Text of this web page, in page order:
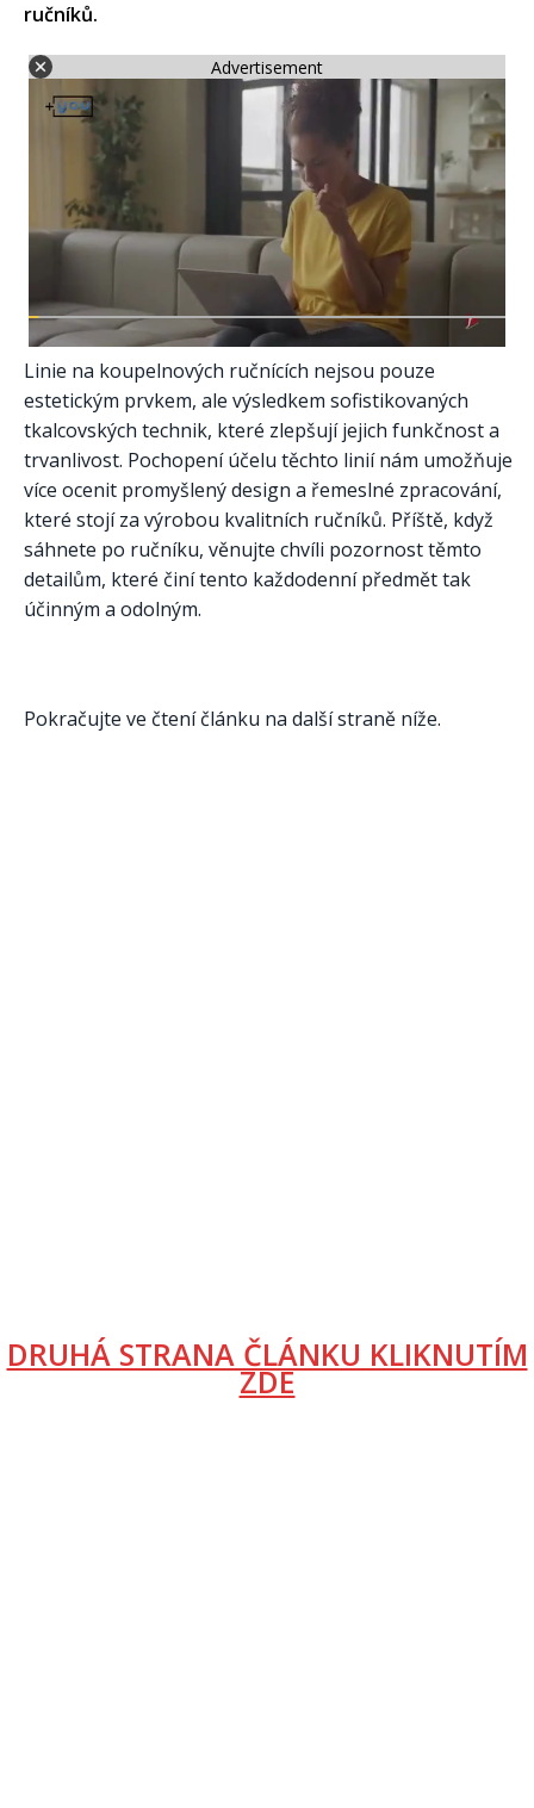
ručníků.​
Advertisement
Linie na koupelnových ručnících nejsou pouze
estetickým prvkem, ale výsledkem sofistikovaných
tkalcovských technik, které zlepšují jejich funkčnost a
trvanlivost. Pochopení účelu těchto linií nám umožňuje
více ocenit promyšlený design a řemeslné zpracování,
které stojí za výrobou kvalitních ručníků. Příště, když
sáhnete po ručníku, věnujte chvíli pozornost těmto
detailům, které činí tento každodenní předmět tak
účinným a odolným.​
Pokračujte ve čtení článku na další straně níže.
DRUHÁ STRANA ČLÁNKU KLIKNUTÍM
ZDE